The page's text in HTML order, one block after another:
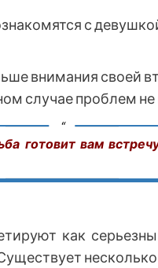
с
внимания своей
случае проблем
готовит вам
как